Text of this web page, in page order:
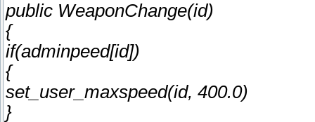
public WeaponChange(id)
{
if(adminpeed[id])
{
set_user_maxspeed(id, 400.0)
}